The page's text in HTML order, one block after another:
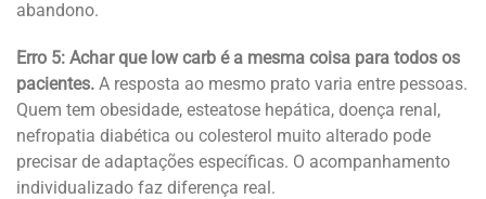
abandono.
Erro 5: Achar que low carb é a mesma coisa para todos os
pacientes. A resposta ao mesmo prato varia entre pessoas.
Quem tem obesidade, esteatose hepática, doença renal,
nefropatia diabética ou colesterol muito alterado pode
precisar de adaptações específicas. O acompanhamento
individualizado faz diferença real.